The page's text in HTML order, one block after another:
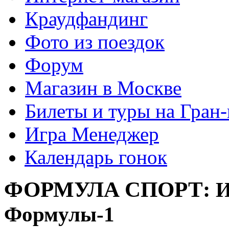
Краудфандинг
Фото из поездок
Форум
Магазин в Москве
Билеты и туры на
Игра Менеджер
Календарь гонок
ФОРМУЛА СПОРТ:
Формулы-1